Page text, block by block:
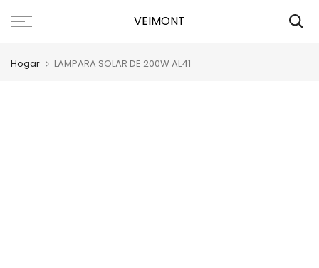
Saltar
VEIMONT
Hogar LAMPARA SOLAR DE 200W AL41